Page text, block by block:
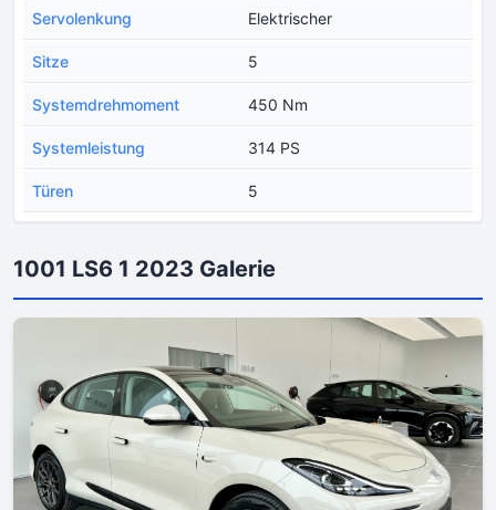
Servolenkung Elektrischer
Sitze 5
Systemdrehmoment 450 Nm
Systemleistung 314 PS
Türen 5
1001 LS6 1 2023 Galerie